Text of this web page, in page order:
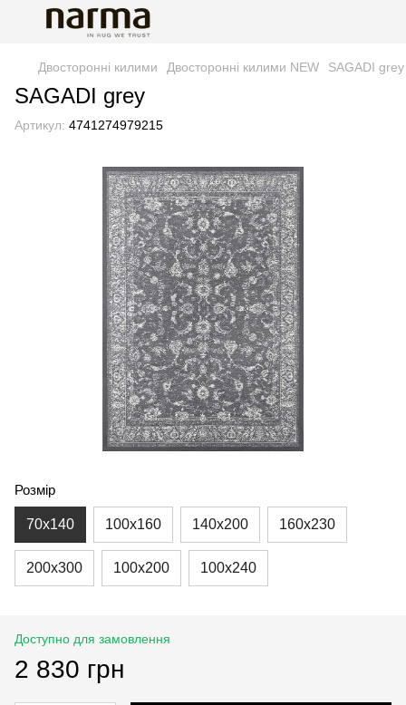
Двосторонні килими Двосторонні килими NEW SAGADI grey
SAGADI grey
Артикул: 4741274979215
Розмір
70x140 100x160 140x200 160x230
200x300 100x200 100x240
Доступно для замовлення
2 830 грн